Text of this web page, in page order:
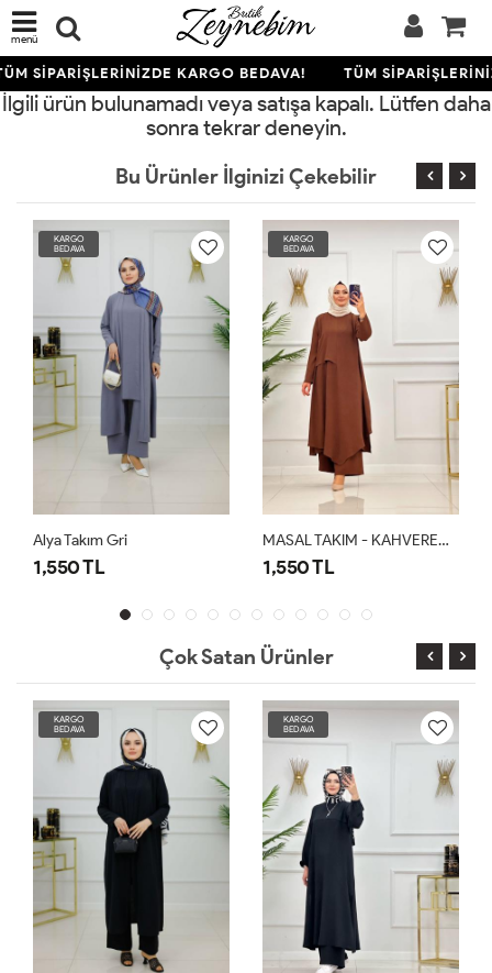
menü
SİPARİŞLERİNİZDE KARGO BEDAVA! TÜM
İlgili ürün bulunamadı veya satışa kapalı. Lütfen daha
sonra tekrar deneyin.
Bu Ürünler İlginizi Çekebilir
KARGO
BEDAVA
Alya Takım Gri
1,550 TL
KARGO
BEDAVA
MASAL TAKIM - KAHVERENGİ
1,550 TL
Çok Satan Ürünler
KARGO
BEDAVA
KARGO
BEDAVA